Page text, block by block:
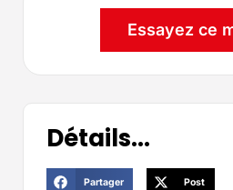
Essayez ce
Détails...
Partager Post